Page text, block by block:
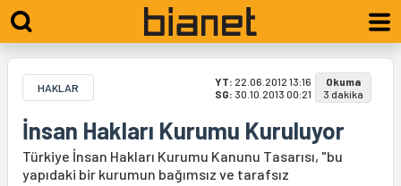
HAKLAR YT: 22.06.2012 13:16
SG: 30.10.2013 00:21
Okuma
3 dakika
İnsan Hakları Kurumu Kuruluyor
Türkiye İnsan Hakları Kurumu Kanunu Tasarısı, "bu
yapıdaki bir kurumun bağımsız ve tarafsız